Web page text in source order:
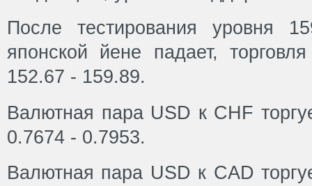
После тестирования уровня
японской йене падает,
152.67 - 159.89.
Валютная пара USD к CHF
0.7674 - 0.7953.
Валютная пара USD к CAD